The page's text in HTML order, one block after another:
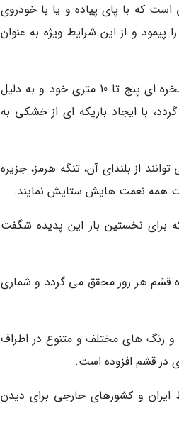
است که با پای پیاده و یا با خودروی
و از این شرایط ویژه به عنوان
جزایر ناز با حدود سه هکتار وسعت به دلیل مسطح بودن، با توجه به دیواره های صخره ای پنج تا 10 متری خود و به دلیل
با ایجاد باریکه ای از خشکی به
از بلندای آن، تنگه هرمز، جزیره
همه نعمت هایش ستایش نمایند.
برای نخستین بار این پدیده شگفت
قشم هر روز محقق می گردد و شماری
رنگ های مختلف و متنوع در اطراف
در قشم افزوده است.
ایران و کشورهای خارجی برای دیدن